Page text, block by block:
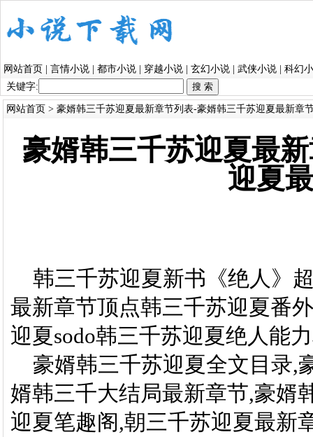
网站首页 言情小说 都市小说 穿越小说 玄幻小说 武侠小说
科幻
关键字:
网站首页 > 豪婿韩三千苏迎夏最新章节列表-豪婿韩三千苏迎夏最新章
豪婿韩三千苏迎夏最
迎夏
韩三千苏迎夏新书《绝人》
最新章节顶点韩三千苏迎夏番
迎夏sodo韩三千苏迎夏绝人能
豪婿韩三千苏迎夏全文目录,
婿韩三千大结局最新章节,豪婿
迎夏笔趣阁,朝三千苏迎夏最新